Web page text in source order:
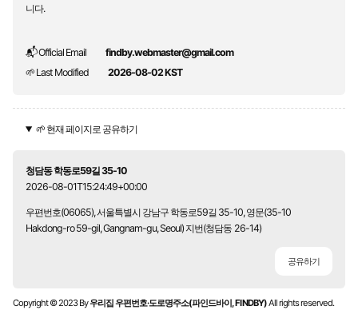
니다.
📬 Official Email
findby.webmaster@gmail.com
🌱 Last Modified
2026-08-02 KST
🌱 현재 페이지로 공유하기
청담동 학동로59길 35-10
2026-08-01T15:24:49+00:00
우편번호(06065), 서울특별시 강남구 학동로59길 35-10, 영문(35-10
Hakdong-ro 59-gil, Gangnam-gu, Seoul) 지번(청담동 26-14)
공유하기
Copyright © 2023 By우리집 우편번호·도로명주소(파인드바이, FINDBY)All rights reserved.